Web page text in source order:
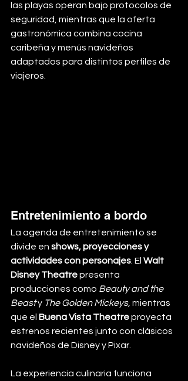
las playas operan bajo protocolos de
seguridad, mientras que la oferta
gastronómica combina cocina
caribeña y menús navideños
adaptados para distintos perfiles de
viajeros.
Entretenimiento a bordo
La agenda de entretenimiento se
divide en shows, proyecciones y
actividades con personajes. El Walt
Disney Theatre presenta
producciones como Beauty and the
Beast y The Golden Mickeys, mientras
que el Buena Vista Theatre proyecta
estrenos recientes junto con clásicos
navideños de Disney y Pixar.
La experiencia culinaria funciona